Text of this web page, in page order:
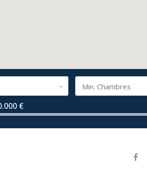
Min. Chambres
€